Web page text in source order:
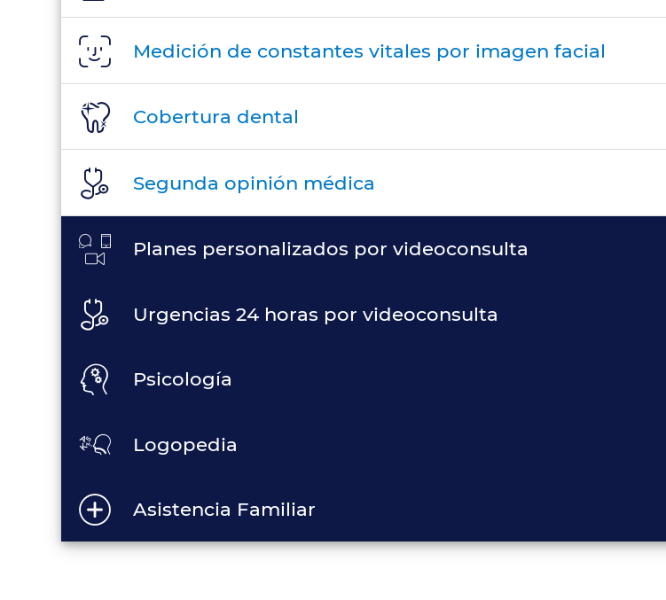
Medición de constantes vitales por imagen facial
Cobertura dental
Segunda opinión médica
Planes personalizados por videoconsulta
Urgencias 24 horas por videoconsulta
Psicología
Logopedia
Asistencia Familiar